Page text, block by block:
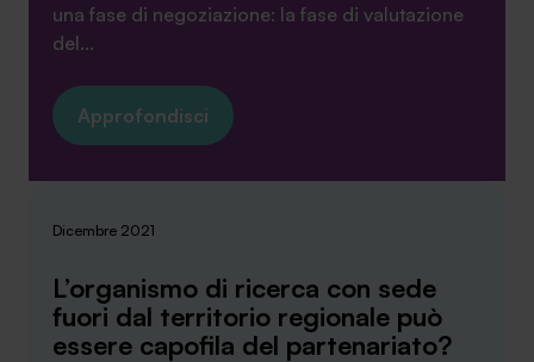
una fase di negoziazione: la fase di valutazione
del...
Approfondisci
Dicembre 2021
L’organismo di ricerca con sede
fuori dal territorio regionale può
essere capofila del partenariato?